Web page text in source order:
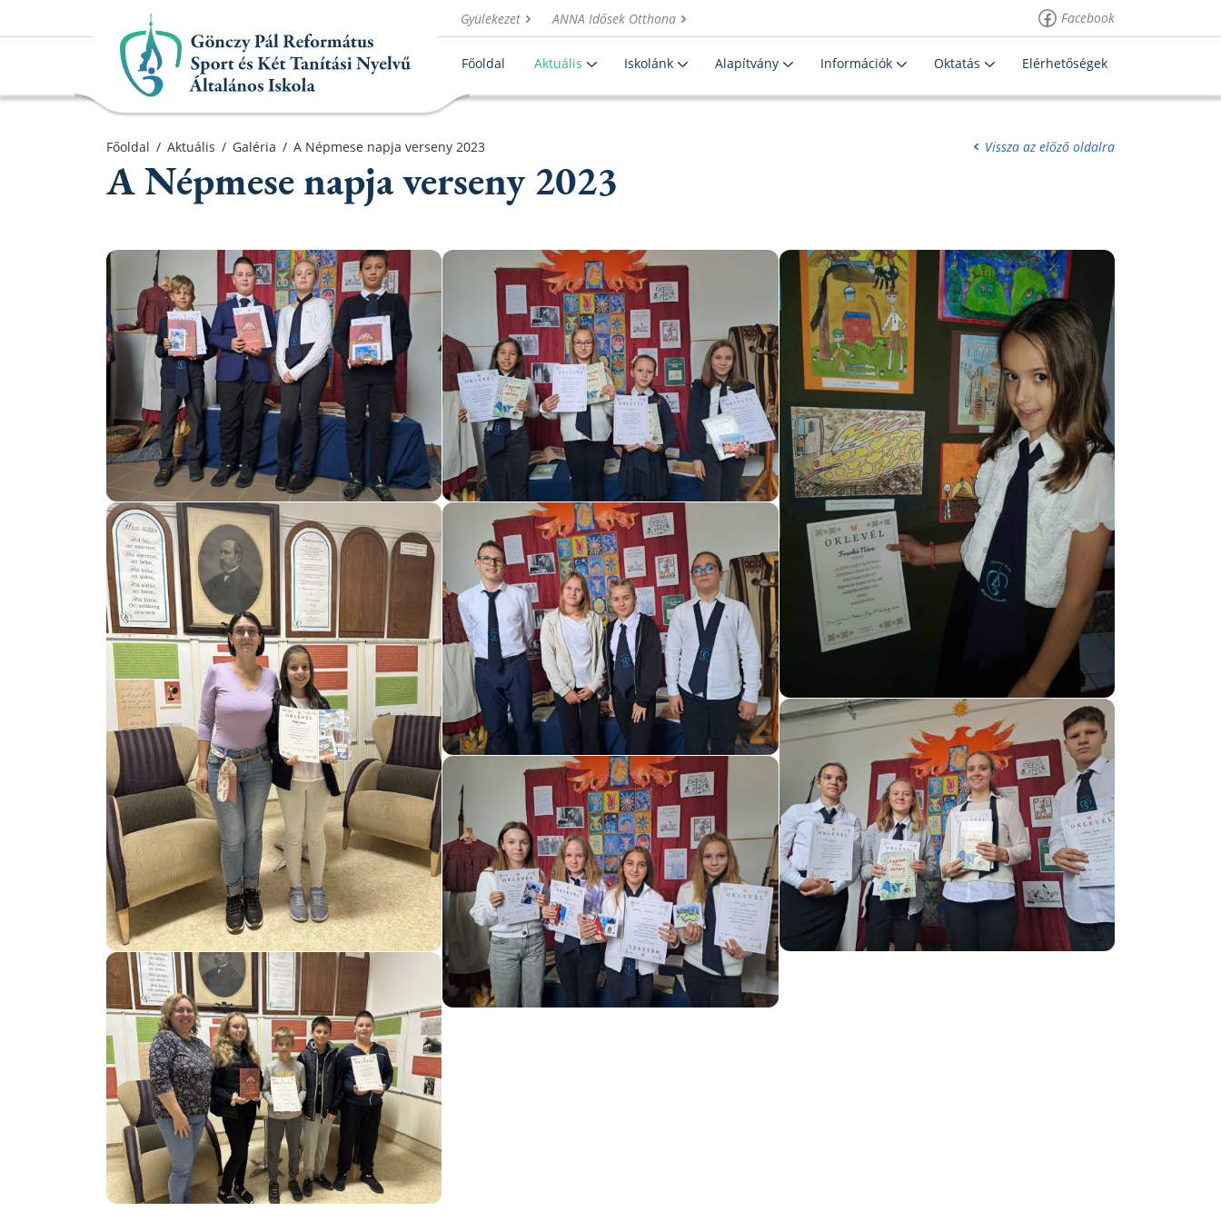
Gyülekezet ANNA Idősek Otthona Facebook
Főoldal Aktuális Iskolánk Alapítvány Információk Oktatás Elérhetőségek
Alapítvány
Elérhetőségek
Főoldal / Aktuális / Galéria / A Népmese napja verseny 2023 Vissza az előző oldalra
A Népmese napja verseny 2023